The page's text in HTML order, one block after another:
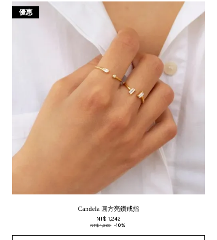
優惠
Candela 圓方亮鑽戒指
NT$ 1,242
NT$ 1,380 -10%